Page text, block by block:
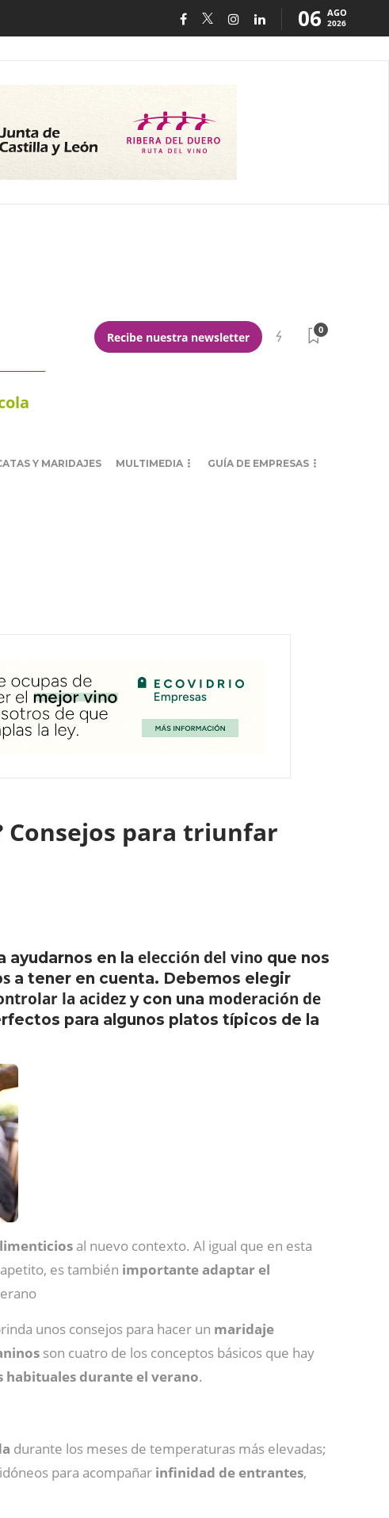
06 AGO
2026
Recibe nuestra newsletter
0
Y MARIDAJES MULTIMEDIA GUÍA DE EMPRESAS
Consejos para triunfar
ayudarnos en la elección del vino que nos
a tener en cuenta. Debemos elegir
la acidez y con una moderación de
para algunos platos típicos de la
al nuevo contexto. Al igual que en esta
es también importante adaptar el
unos consejos para hacer un maridaje
son cuatro de los conceptos básicos que hay
habituales durante el verano.
durante los meses de temperaturas más elevadas;
para acompañar infinidad de entrantes,